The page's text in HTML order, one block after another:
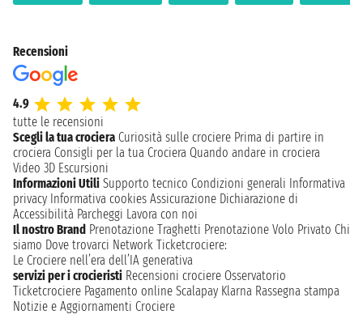
Recensioni
4.9
tutte le recensioni
Scegli la tua crociera Curiosità sulle crociere Prima di partire in
crociera Consigli per la tua Crociera Quando andare in crociera
Video 3D Escursioni
Informazioni Utili Supporto tecnico Condizioni generali Informativa
privacy Informativa cookies Assicurazione Dichiarazione di
Accessibilità Parcheggi Lavora con noi
Il nostro Brand Prenotazione Traghetti Prenotazione Volo Privato Chi
siamo Dove trovarci Network Ticketcrociere:
Le Crociere nell’era dell’IA generativa
servizi per i crocieristi Recensioni crociere Osservatorio
Ticketcrociere Pagamento online Scalapay Klarna Rassegna stampa
Notizie e Aggiornamenti Crociere